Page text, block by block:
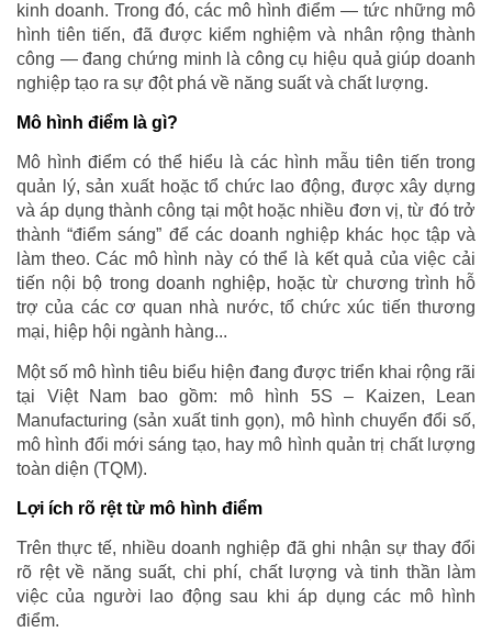
kinh doanh. Trong đó, các mô hình điểm — tức những mô
hình tiên tiến, đã được kiểm nghiệm và nhân rộng thành
công — đang chứng minh là công cụ hiệu quả giúp doanh
nghiệp tạo ra sự đột phá về năng suất và chất lượng.
Mô hình điểm là gì?
Mô hình điểm có thể hiểu là các hình mẫu tiên tiến trong
quản lý, sản xuất hoặc tổ chức lao động, được xây dựng
và áp dụng thành công tại một hoặc nhiều đơn vị, từ đó trở
thành “điểm sáng” để các doanh nghiệp khác học tập và
làm theo. Các mô hình này có thể là kết quả của việc cải
tiến nội bộ trong doanh nghiệp, hoặc từ chương trình hỗ
trợ của các cơ quan nhà nước, tổ chức xúc tiến thương
mại, hiệp hội ngành hàng...
Một số mô hình tiêu biểu hiện đang được triển khai rộng rãi
tại Việt Nam bao gồm: mô hình 5S – Kaizen, Lean
Manufacturing (sản xuất tinh gọn), mô hình chuyển đổi số,
mô hình đổi mới sáng tạo, hay mô hình quản trị chất lượng
toàn diện (TQM).
Lợi ích rõ rệt từ mô hình điểm
Trên thực tế, nhiều doanh nghiệp đã ghi nhận sự thay đổi
rõ rệt về năng suất, chi phí, chất lượng và tinh thần làm
việc của người lao động sau khi áp dụng các mô hình
điểm.